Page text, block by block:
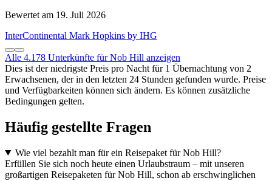
Bewertet am 19. Juli 2026
InterContinental Mark Hopkins by IHG
Alle 4.178 Unterkünfte für Nob Hill anzeigen
Dies ist der niedrigste Preis pro Nacht für 1 Übernachtung von 2
Erwachsenen, der in den letzten 24 Stunden gefunden wurde. Preise
und Verfügbarkeiten können sich ändern. Es können zusätzliche
Bedingungen gelten.
Häufig gestellte Fragen
Wie viel bezahlt man für ein Reisepaket für Nob Hill?
Erfüllen Sie sich noch heute einen Urlaubstraum – mit unseren
großartigen Reisepaketen für Nob Hill, schon ab erschwinglichen